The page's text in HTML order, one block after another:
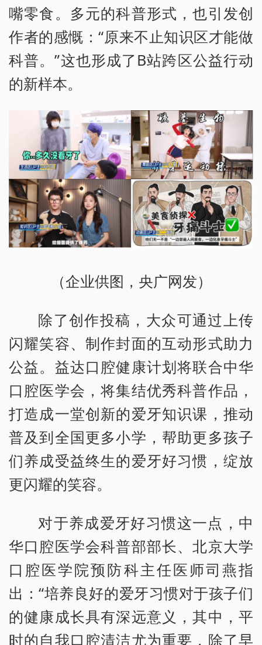
嘴零食。多元的科普形式，也引发创
作者的感慨：“原来不止知识区才能做
科普。”这也形成了B站跨区公益行动
的新样本。
（企业供图，央广网发）
除了创作投稿，大众可通过上传
闪耀笑容、制作封面的互动形式助力
公益。益达口腔健康计划将联合中华
口腔医学会，将集结优秀科普作品，
打造成一堂创新的爱牙知识课，推动
普及到全国更多小学，帮助更多孩子
们养成受益终生的爱牙好习惯，绽放
更闪耀的笑容。
对于养成爱牙好习惯这一点，中
华口腔医学会科普部部长、北京大学
口腔医学院预防科主任医师司燕指
出：“培养良好的爱牙习惯对于孩子们
的健康成长具有深远意义，其中，平
时的自我口腔清洁尤为重要，除了早